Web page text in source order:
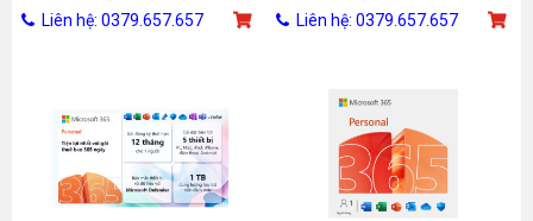
Liên hệ: 0379.657.657 Liên hệ: 0379.657.657